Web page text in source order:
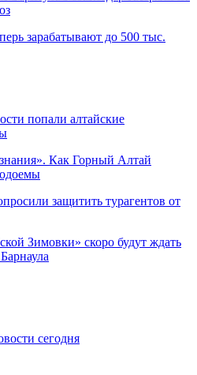
зарабатывают до 500 тыс.
попали алтайские
Как Горный Алтай
защитить турагентов от
Зимовки» скоро будут ждать